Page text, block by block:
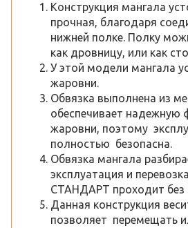
Конструкция мангала
прочная, благодаря
нижней полке. Полку
как дровницу, или как
У этой модели мангала
жаровни.
Обвязка выполнена из
обеспечивает надежную
жаровни, поэтому
полностью безопасна.
Обвязка мангала
эксплуатация и
СТАНДАРТ проходит без
Данная конструкция
позволяет перемещать